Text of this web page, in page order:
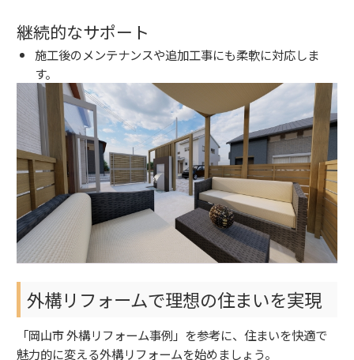
継続的なサポート
施工後のメンテナンスや追加工事にも柔軟に対応しま
す。
外構リフォームで理想の住まいを実現
「岡山市 外構リフォーム事例」を参考に、住まいを快適で
魅力的に変える外構リフォームを始めましょう。